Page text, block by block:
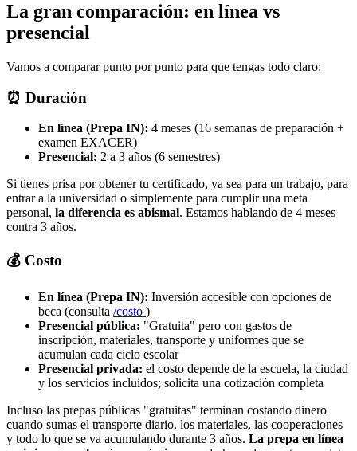
La gran comparación: en línea vs
presencial
Vamos a comparar punto por punto para que tengas todo claro:
⏰ Duración
En línea (Prepa IN): 4 meses (16 semanas de preparación +
examen EXACER)
Presencial: 2 a 3 años (6 semestres)
Si tienes prisa por obtener tu certificado, ya sea para un trabajo, para
entrar a la universidad o simplemente para cumplir una meta
personal, la diferencia es abismal. Estamos hablando de 4 meses
contra 3 años.
💰 Costo
En línea (Prepa IN): Inversión accesible con opciones de
beca (consulta /costo )
Presencial pública: "Gratuita" pero con gastos de
inscripción, materiales, transporte y uniformes que se
acumulan cada ciclo escolar
Presencial privada: el costo depende de la escuela, la ciudad
y los servicios incluidos; solicita una cotización completa
Incluso las prepas públicas "gratuitas" terminan costando dinero
cuando sumas el transporte diario, los materiales, las cooperaciones
y todo lo que se va acumulando durante 3 años. La prepa en línea